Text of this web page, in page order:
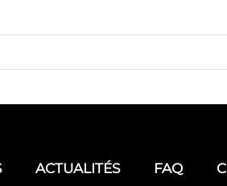
ACTUALITÉS FAQ